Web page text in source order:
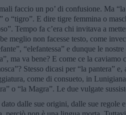
faccio un po’ di confusione. Ma
o “tigro”. E dire tigre femmina o
Tempo fa c’era chi invitava a
meglio non facesse testo, come
“elefantessa” e dunque le
ma va bene? E come ce la caviamo
Stesso dicasi per “la pantera”
come di consueto, in
o “la Magra”. Le due vulgate
dato dalle sue origini, dalle sue regole